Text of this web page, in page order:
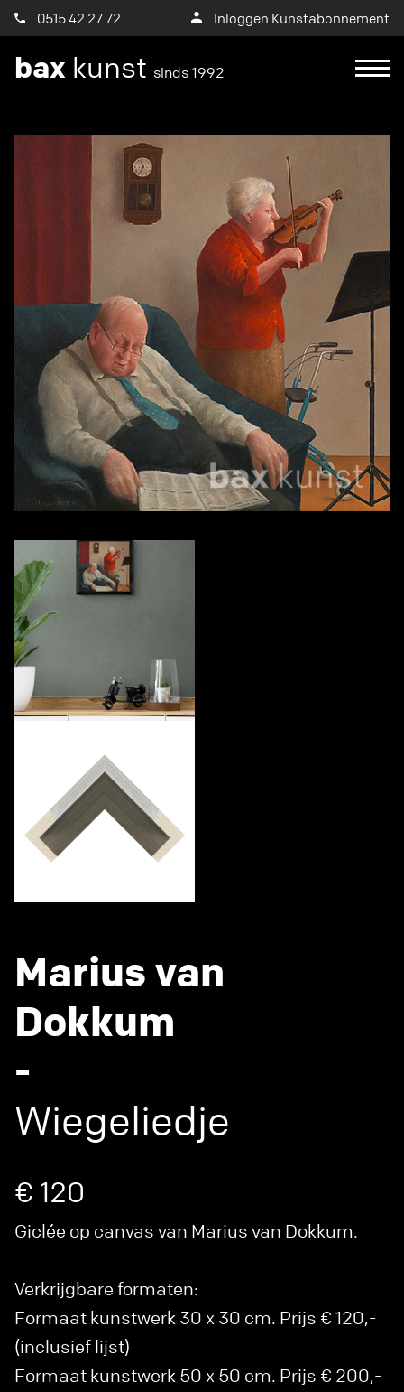
0515 42 27 72 Inloggen Kunstabonnement
bax kunst sinds 1992
Marius van
Dokkum
-
Wiegeliedje
€ 120
Giclée op canvas van Marius van Dokkum.
Verkrijgbare formaten:
Formaat kunstwerk 30 x 30 cm. Prijs € 120,-
(inclusief lijst)
Formaat kunstwerk 50 x 50 cm. Prijs € 200,-